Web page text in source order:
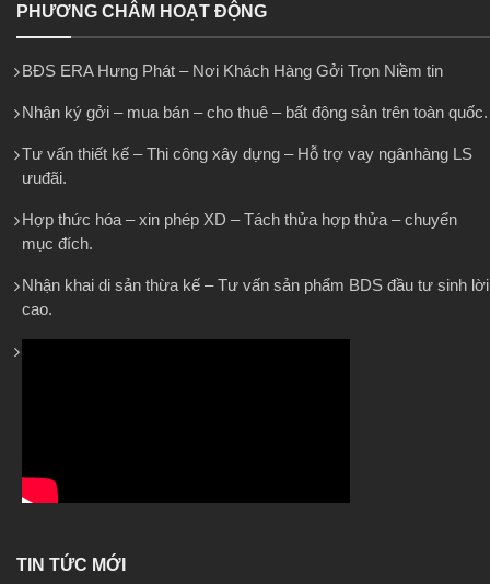
PHƯƠNG CHÂM HOẠT ĐỘNG
BĐS ERA Hưng Phát – Nơi Khách Hàng Gởi Trọn Niềm tin
Nhận ký gởi – mua bán – cho thuê – bất động sản trên toàn quốc.
Tư vấn thiết kế – Thi công xây dựng – Hỗ trợ vay ngânhàng LS
ưuđãi.
Hợp thức hóa – xin phép XD – Tách thửa hợp thửa – chuyển
mục đích.
Nhận khai di sản thừa kế – Tư vấn sản phẩm BDS đầu tư sinh lời
cao.
TIN TỨC MỚI